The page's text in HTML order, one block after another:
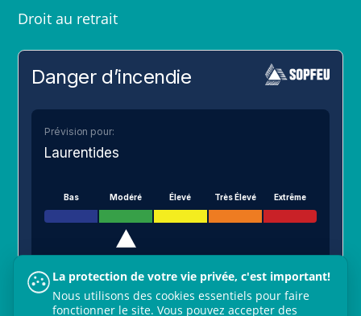
Droit au retrait
Danger d’incendie
Prévision pour:
Laurentides
Bas Modéré Élevé Très Élevé Extrême
VOIR SUR LA CARTE
La protection de votre vie privée, c'est important!
Nous utilisons des cookies essentiels pour faire
fonctionner le site. Vous pouvez accepter des